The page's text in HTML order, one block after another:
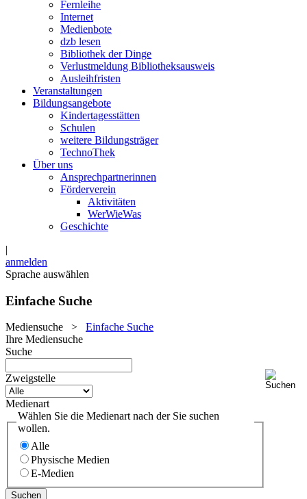
Fernleihe
Internet
Medienbote
dzb lesen
Bibliothek der Dinge
Verlustmeldung Bibliotheksausweis
Ausleihfristen
Veranstaltungen
Bildungsangebote
Kindertagesstätten
Schulen
weitere Bildungsträger
TechnoThek
Über uns
Ansprechpartnerinnen
Förderverein
Aktivitäten
WerWieWas
Geschichte
|
anmelden
Sprache auswählen
Einfache Suche
Mediensuche > Einfache Suche
Ihre Mediensuche
Suche
Zweigstelle
Medienart
Wählen Sie die Medienart nach der Sie suchen
wollen.
Alle
Physische Medien
E-Medien